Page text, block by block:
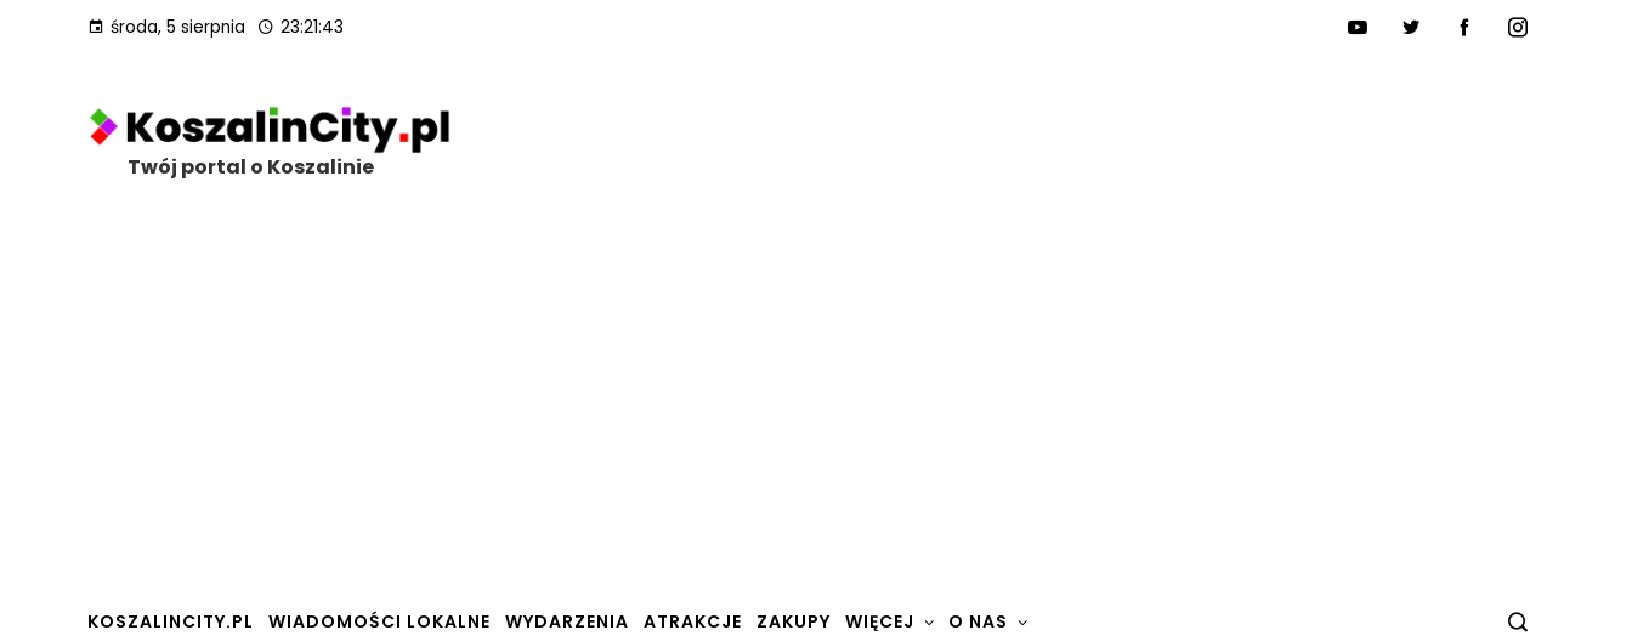
środa, 5 sierpnia 23:21:45
Twój portal o Koszalinie
KOSZALINCITY.PL WIADOMOŚCI LOKALNE WYDARZENIA ATRAKCJE ZAKUPY WIĘCEJ O NAS